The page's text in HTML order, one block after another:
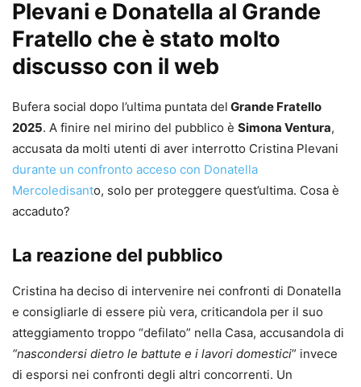
Plevani e Donatella al Grande
Fratello che è stato molto
discusso con il web
Bufera social dopo l’ultima puntata del Grande Fratello
2025. A finire nel mirino del pubblico è Simona Ventura,
accusata da molti utenti di aver interrotto Cristina Plevani
durante un confronto acceso con Donatella
Mercoledisanto, solo per proteggere quest’ultima. Cosa è
accaduto?
La reazione del pubblico
Cristina ha deciso di intervenire nei confronti di Donatella
e consigliarle di essere più vera, criticandola per il suo
atteggiamento troppo “defilato” nella Casa, accusandola di
“nascondersi dietro le battute e i lavori domestici” invece
di esporsi nei confronti degli altri concorrenti. Un